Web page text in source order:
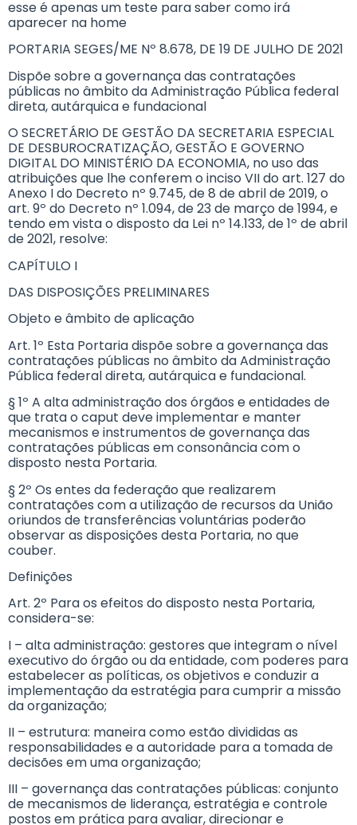
esse é apenas um teste para saber como irá
aparecer na home
PORTARIA SEGES/ME Nº 8.678, DE 19 DE JULHO DE 2021
Dispõe sobre a governança das contratações
públicas no âmbito da Administração Pública federal
direta, autárquica e fundacional
O SECRETÁRIO DE GESTÃO DA SECRETARIA ESPECIAL
DE DESBUROCRATIZAÇÃO, GESTÃO E GOVERNO
DIGITAL DO MINISTÉRIO DA ECONOMIA, no uso das
atribuições que lhe conferem o inciso VII do art. 127 do
Anexo I do Decreto nº 9.745, de 8 de abril de 2019, o
art. 9º do Decreto nº 1.094, de 23 de março de 1994, e
tendo em vista o disposto da Lei nº 14.133, de 1º de abril
de 2021, resolve:
CAPÍTULO I
DAS DISPOSIÇÕES PRELIMINARES
Objeto e âmbito de aplicação
Art. 1º Esta Portaria dispõe sobre a governança das
contratações públicas no âmbito da Administração
Pública federal direta, autárquica e fundacional.
§ 1º A alta administração dos órgãos e entidades de
que trata o caput deve implementar e manter
mecanismos e instrumentos de governança das
contratações públicas em consonância com o
disposto nesta Portaria.
§ 2º Os entes da federação que realizarem
contratações com a utilização de recursos da União
oriundos de transferências voluntárias poderão
observar as disposições desta Portaria, no que
couber.
Definições
Art. 2º Para os efeitos do disposto nesta Portaria,
considera-se:
I – alta administração: gestores que integram o nível
executivo do órgão ou da entidade, com poderes para
estabelecer as políticas, os objetivos e conduzir a
implementação da estratégia para cumprir a missão
da organização;
II – estrutura: maneira como estão divididas as
responsabilidades e a autoridade para a tomada de
decisões em uma organização;
III – governança das contratações públicas: conjunto
de mecanismos de liderança, estratégia e controle
postos em prática para avaliar, direcionar e